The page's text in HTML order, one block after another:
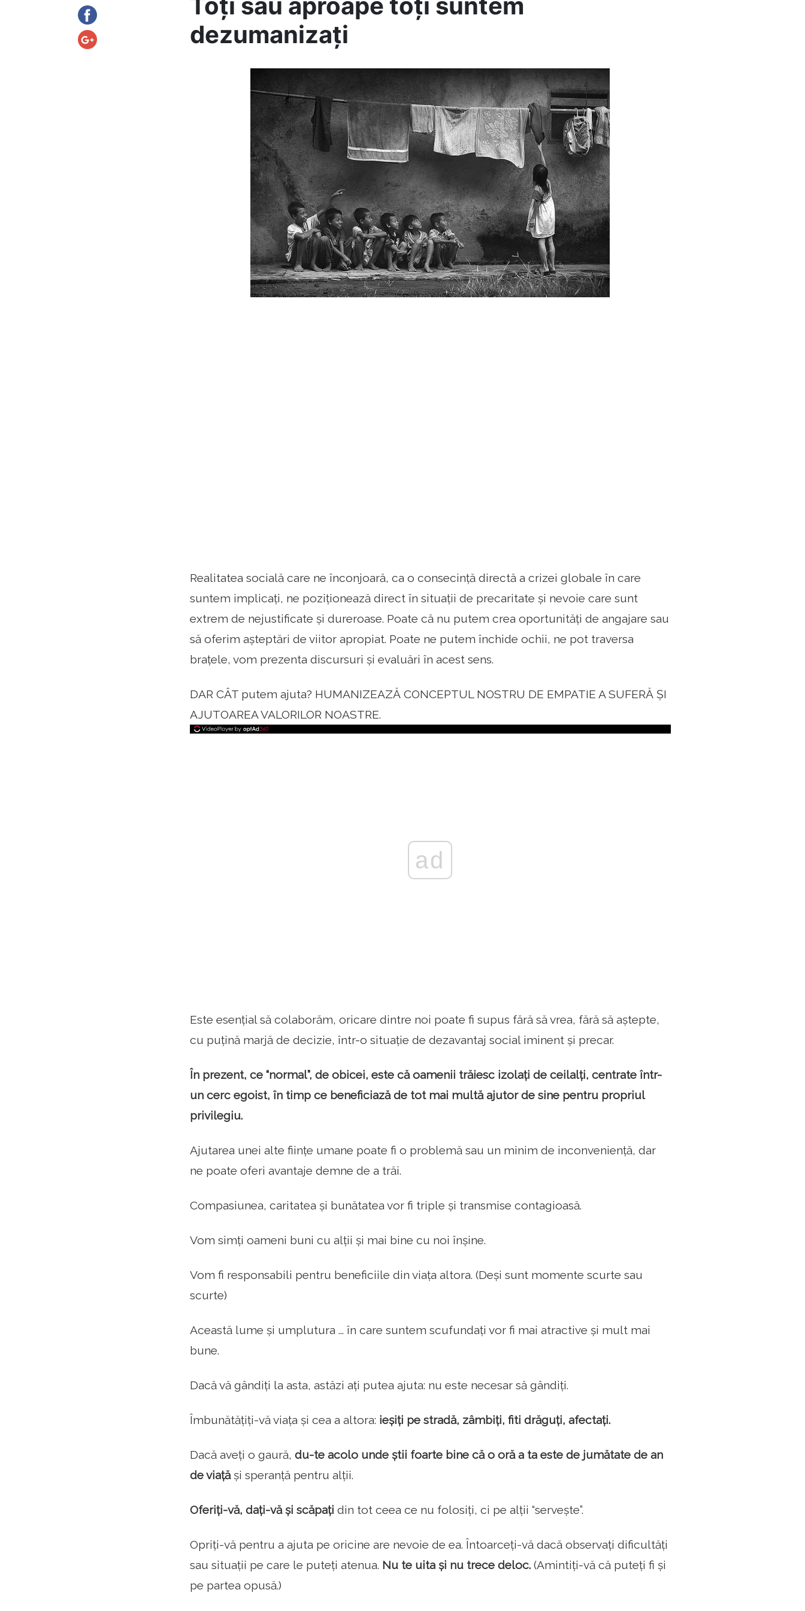
dezumanizați
Realitatea socială care ne înconjoară, ca o consecință directă a crizei globale în care
suntem implicați, ne poziționează direct în situații de precaritate și nevoie care sunt
extrem de nejustificate și dureroase. Poate că nu putem crea oportunități de angajare sau
să oferim așteptări de viitor apropiat. Poate ne putem închide ochii, ne pot traversa
brațele, vom prezenta discursuri și evaluări în acest sens.
DAR CÂT putem ajuta? HUMANIZEAZĂ CONCEPTUL NOSTRU DE EMPATIE A SUFERĂ ȘI
AJUTOAREA VALORILOR NOASTRE.
ad
Este esențial să colaborăm, oricare dintre noi poate fi supus fără să vrea, fără să aștepte,
cu puțină marjă de decizie, într-o situație de dezavantaj social iminent și precar.
În prezent, ce “normal”, de obicei, este că oamenii trăiesc izolați de ceilalți, centrate într-
un cerc egoist, în timp ce beneficiază de tot mai multă ajutor de sine pentru propriul
privilegiu.
Ajutarea unei alte ființe umane poate fi o problemă sau un minim de inconveniență, dar
ne poate oferi avantaje demne de a trăi.
Compasiunea, caritatea și bunătatea vor fi triple și transmise contagioasă.
Vom simți oameni buni cu alții și mai bine cu noi înșine.
Vom fi responsabili pentru beneficiile din viața altora. (Deși sunt momente scurte sau
scurte)
Această lume și umplutura ... în care suntem scufundați vor fi mai atractive și mult mai
bune.
Dacă vă gândiți la asta, astăzi ați putea ajuta: nu este necesar să gândiți.
Îmbunătățiți-vă viața și cea a altora: ieșiți pe stradă, zâmbiți, fiti drăguți, afectați.
Dacă aveți o gaură, du-te acolo unde știi foarte bine că o oră a ta este de jumătate de an
de viațăși speranță pentru alții.
Oferiți-vă, dați-vă și scăpați din tot ceea ce nu folosiți, ci pe alții “servește”.
Opriți-vă pentru a ajuta pe oricine are nevoie de ea. Întoarceți-vă dacă observați dificultăți
sau situații pe care le puteți atenua. Nu te uita și nu trece deloc. (Amintiți-vă că puteți fi și
pe partea opusă.)